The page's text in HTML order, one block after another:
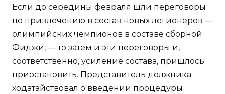
Если до середины февраля шли переговоры
по привлечению в состав новых легионеров —
олимпийских чемпионов в составе сборной
Фиджи, — то затем и эти переговоры и,
соответственно, усиление состава, пришлось
приостановить. Представитель должника
ходатайствовал о введении процедуры